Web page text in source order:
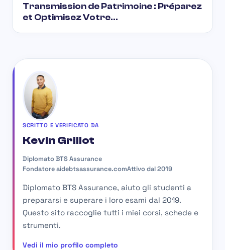
Transmission de Patrimoine : Préparez
et Optimisez Votre…
SCRITTO E VERIFICATO DA
Kevin Grillot
Diplomato BTS Assurance
Fondatore aidebtsassurance.comAttivo dal 2019
Diplomato BTS Assurance, aiuto gli studenti a
prepararsi e superare i loro esami dal 2019.
Questo sito raccoglie tutti i miei corsi, schede e
strumenti.
Vedi il mio profilo completo